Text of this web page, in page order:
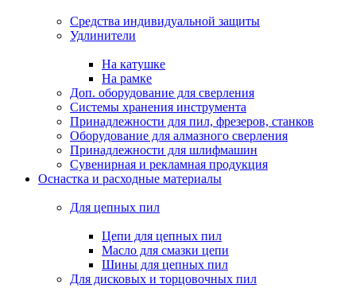
Средства индивидуальной защиты
Удлинители
На катушке
На рамке
Доп. оборудование для сверления
Системы хранения инструмента
Принадлежности для пил, фрезеров, станков
Оборудование для алмазного сверления
Принадлежности для шлифмашин
Сувенирная и рекламная продукция
Оснастка и расходные материалы
Для цепных пил
Цепи для цепных пил
Масло для смазки цепи
Шины для цепных пил
Для дисковых и торцовочных пил